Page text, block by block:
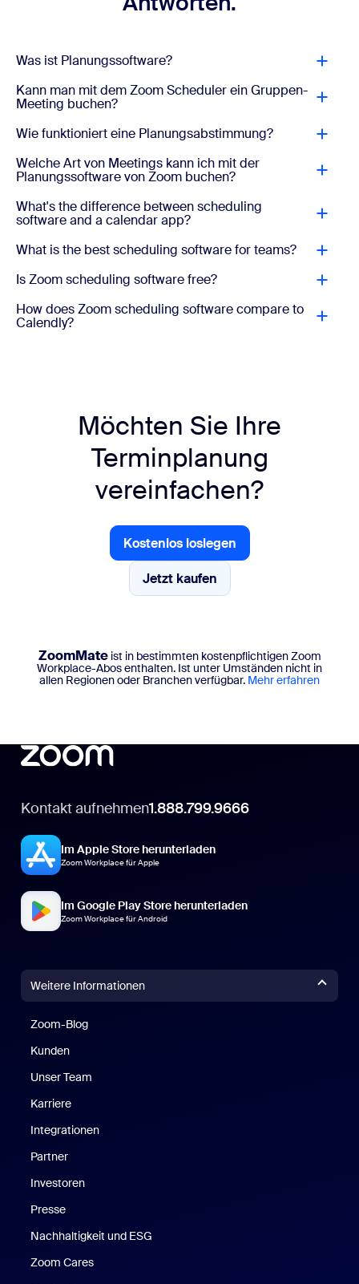
Was ist Planungssoftware?
Kann man mit dem Zoom Scheduler ein Gruppen-
Meeting buchen?
Wie funktioniert eine Planungsabstimmung?
Welche Art von Meetings kann ich mit der
Planungssoftware von Zoom buchen?
What's the difference between scheduling
software and a calendar app?
What is the best scheduling software for teams?
Is Zoom scheduling software free?
How does Zoom scheduling software compare to
Calendly?
Möchten Sie Ihre
Terminplanung
vereinfachen?
Kostenlos loslegen
Kostenlos loslegen
Jetzt kaufen
Jetzt kaufen
ZoomMateist in bestimmten kostenpflichtigen Zoom
Workplace-Abos enthalten. Ist unter Umständen nicht in
allen Regionen oder Branchen verfügbar. Mehr erfahren
Kontakt aufnehmen1.888.799.9666
Im Apple Store herunterladen
Zoom Workplace für Apple
Im Google Play Store herunterladen
Zoom Workplace für Android
Weitere Informationen
Zoom-Blog
Kunden
Unser Team
Karriere
Integrationen
Partner
Investoren
Presse
Nachhaltigkeit und ESG
Zoom Cares